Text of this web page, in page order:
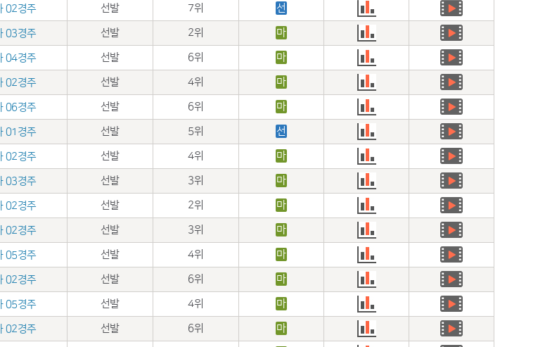
02경주 선발 7위 선
03경주 선발 2위 마
04경주 선발 6위 마
02경주 선발 4위 마
06경주 선발 6위 마
01경주 선발 5위 선
02경주 선발 4위 마
03경주 선발 3위 마
02경주 선발 2위 마
02경주 선발 3위 마
05경주 선발 4위 마
02경주 선발 6위 마
05경주 선발 4위 마
02경주 선발 6위 마